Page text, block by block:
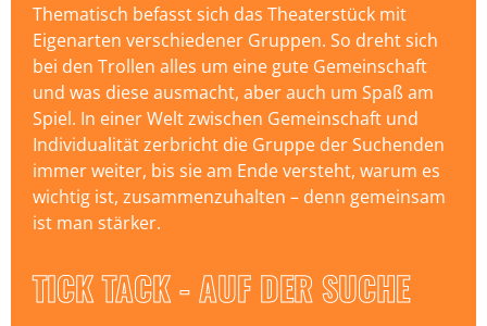
Thematisch befasst sich das Theaterstück mit
Eigenarten verschiedener Gruppen. So dreht sich
bei den Trollen alles um eine gute Gemeinschaft
und was diese ausmacht, aber auch um Spaß am
Spiel. In einer Welt zwischen Gemeinschaft und
Individualität zerbricht die Gruppe der Suchenden
immer weiter, bis sie am Ende versteht, warum es
wichtig ist, zusammenzuhalten – denn gemeinsam
ist man stärker.
TICK TACK - AUF DER SUCHE